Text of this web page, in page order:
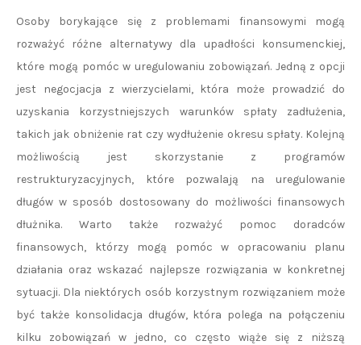
Osoby borykające się z problemami finansowymi mogą
rozważyć różne alternatywy dla upadłości konsumenckiej,
które mogą pomóc w uregulowaniu zobowiązań. Jedną z opcji
jest negocjacja z wierzycielami, która może prowadzić do
uzyskania korzystniejszych warunków spłaty zadłużenia,
takich jak obniżenie rat czy wydłużenie okresu spłaty. Kolejną
możliwością jest skorzystanie z programów
restrukturyzacyjnych, które pozwalają na uregulowanie
długów w sposób dostosowany do możliwości finansowych
dłużnika. Warto także rozważyć pomoc doradców
finansowych, którzy mogą pomóc w opracowaniu planu
działania oraz wskazać najlepsze rozwiązania w konkretnej
sytuacji. Dla niektórych osób korzystnym rozwiązaniem może
być także konsolidacja długów, która polega na połączeniu
kilku zobowiązań w jedno, co często wiąże się z niższą